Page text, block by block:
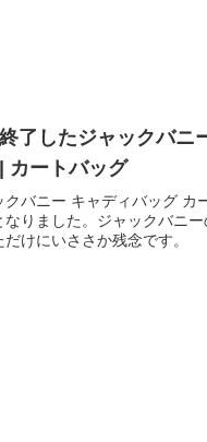
了したジャックバニ
カートバッグ
クバニー キャディバッグ カ
なりました。ジャックバニ
だけにいささか残念です。